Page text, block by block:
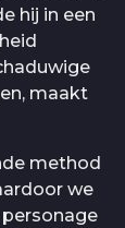
hij in een
maakt
method
we